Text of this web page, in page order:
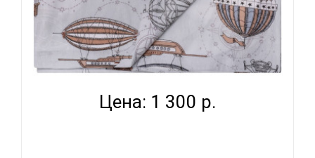
ВОМБАТИК CLASSIC COLLECTION
ПУТЕШЕСТВЕННИКИ - ПОДО...
Цена: 1 300 р.